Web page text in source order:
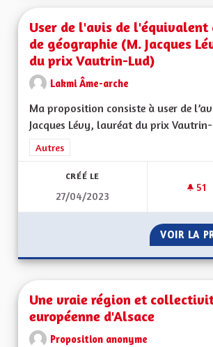
User de l'avis de l'équivalent
de géographie (M. Jacques
du prix Vautrin-Lud)
Lakmi Âme-arche
Ma proposition consiste à user de
Jacques Lévy, lauréat du prix
Filtrer les résultats de la catégorie :
Autres
CRÉÉ LE
27/04/2023
51
VOIR LA
Une vraie région et
européenne d'Alsace
Proposition anonyme